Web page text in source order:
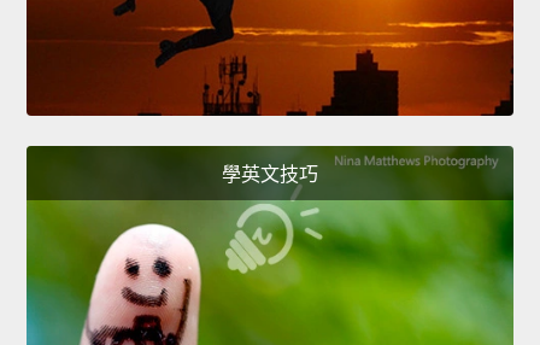
學英文技巧